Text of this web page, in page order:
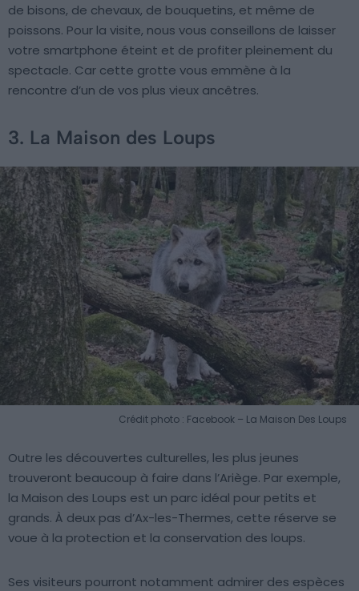
de bisons, de chevaux, de bouquetins, et même de
poissons. Pour la visite, nous vous conseillons de laisser
votre smartphone éteint et de profiter pleinement du
spectacle. Car cette grotte vous emmène à la
rencontre d’un de vos plus vieux ancêtres.
3. La Maison des Loups
Crédit photo : Facebook – La Maison Des Loups
Outre les découvertes culturelles, les plus jeunes
trouveront beaucoup à faire dans l’Ariège. Par exemple,
la Maison des Loups est un parc idéal pour petits et
grands. À deux pas d’Ax-les-Thermes, cette réserve se
voue à la protection et la conservation des loups.
Ses visiteurs pourront notamment admirer des espèces